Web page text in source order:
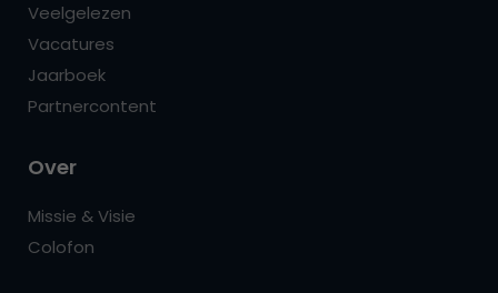
Veelgelezen
Vacatures
Jaarboek
Partnercontent
Over
Missie & Visie
Colofon